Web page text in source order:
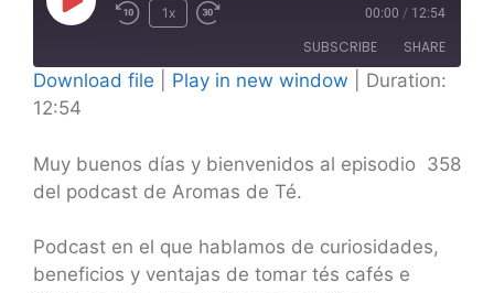
Play
1x 00:00 / 12:54
SUBSCRIBE SHARE
SHARE
LINK
EMBED
Download file Play in new window
Duration:
12:54
Muy buenos días y bienvenidos al episodio 358
del podcast de Aromas de Té.
Podcast en el que hablamos de curiosidades,
beneficios y ventajas de tomar tés cafés e